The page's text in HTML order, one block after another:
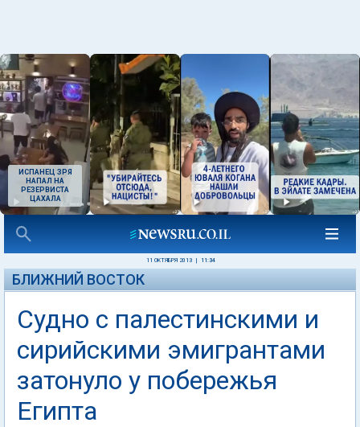
ИСПАНЕЦ ЗРЯ
НАПАЛ НА
РЕЗЕРВИСТА
ЦАХАЛА
11 ОКТЯБРЯ 2013 11:34
БЛИЖНИЙ ВОСТОК
Судно с палестинскими и
сирийскими эмигрантами
затонуло у побережья
Египта